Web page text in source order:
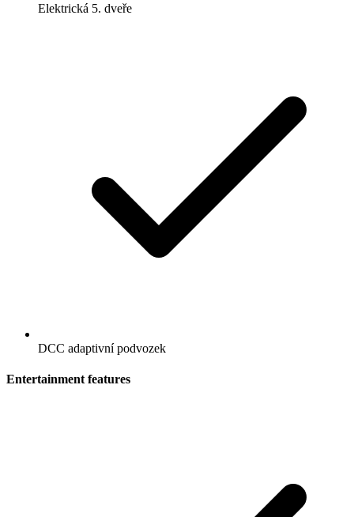
Elektrická 5. dveře
DCC adaptivní podvozek
Entertainment features